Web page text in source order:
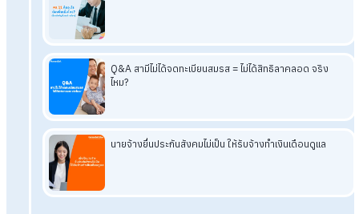
อ่านบทความที่เกี่ยวข้องเพิ่มเติม
นายจ้างยื่นประกันสังคมไม่เป็น ให้รับจ้างทำเงินเดือนดูแล
ราชกิจจาฯประกาศแล้วปรับเพดานเงินสมทบประกันสังคมมี
ผล1ม.ค.2569
เปลี่ยนโรงพยาบาลประกันสังคมได้ตอนไหน รอกี่วันถึงใช้สิทธิ
สิทธิประกันสังคมผู้ประกันตน ม.33, 39และช่องทางการเช็กสิ
ปี2569เพดานเงินสมทบประกันสังคมปรับเพิ่มได้สิทธิอะไรเพิ่ม
นายจ้างต้องรู้! หากไม่ชำระเงินสมทบประกันสังคม เสี่ยงกฎหม